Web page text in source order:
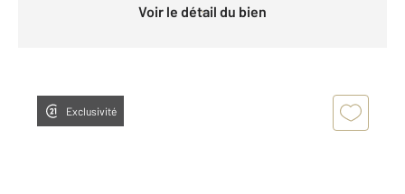
Voir le détail du bien
Exclusivité